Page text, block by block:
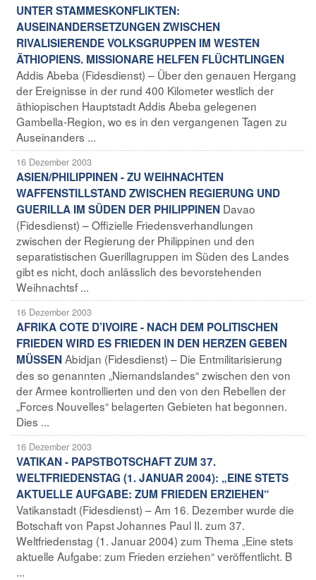
UNTER STAMMESKONFLIKTEN:
AUSEINANDERSETZUNGEN ZWISCHEN
RIVALISIERENDE VOLKSGRUPPEN IM WESTEN
ÄTHIOPIENS. MISSIONARE HELFEN FLÜCHTLINGEN
Addis Abeba (Fidesdienst) – Über den genauen Hergang
der Ereignisse in der rund 400 Kilometer westlich der
äthiopischen Hauptstadt Addis Abeba gelegenen
Gambella-Region, wo es in den vergangenen Tagen zu
Auseinanders ...
16 Dezember 2003
ASIEN/PHILIPPINEN - ZU WEIHNACHTEN
WAFFENSTILLSTAND ZWISCHEN REGIERUNG UND
GUERILLA IM SÜDEN DER PHILIPPINEN Davao
(Fidesdienst) – Offizielle Friedensverhandlungen
zwischen der Regierung der Philippinen und den
separatistischen Guerillagruppen im Süden des Landes
gibt es nicht, doch anlässlich des bevorstehenden
Weihnachtsf ...
16 Dezember 2003
AFRIKA COTE D’IVOIRE - NACH DEM POLITISCHEN
FRIEDEN WIRD ES FRIEDEN IN DEN HERZEN GEBEN
MÜSSENAbidjan (Fidesdienst) – Die Entmilitarisierung
des so genannten „Niemandslandes“ zwischen den von
der Armee kontrollierten und den von den Rebellen der
„Forces Nouvelles“ belagerten Gebieten hat begonnen.
Dies ...
16 Dezember 2003
VATIKAN - PAPSTBOTSCHAFT ZUM 37.
WELTFRIEDENSTAG (1. JANUAR 2004): „EINE STETS
AKTUELLE AUFGABE: ZUM FRIEDEN ERZIEHEN“
Vatikanstadt (Fidesdienst) – Am 16. Dezember wurde die
Botschaft von Papst Johannes Paul II. zum 37.
Weltfriedenstag (1. Januar 2004) zum Thema „Eine stets
aktuelle Aufgabe: zum Frieden erziehen“ veröffentlicht. B
...